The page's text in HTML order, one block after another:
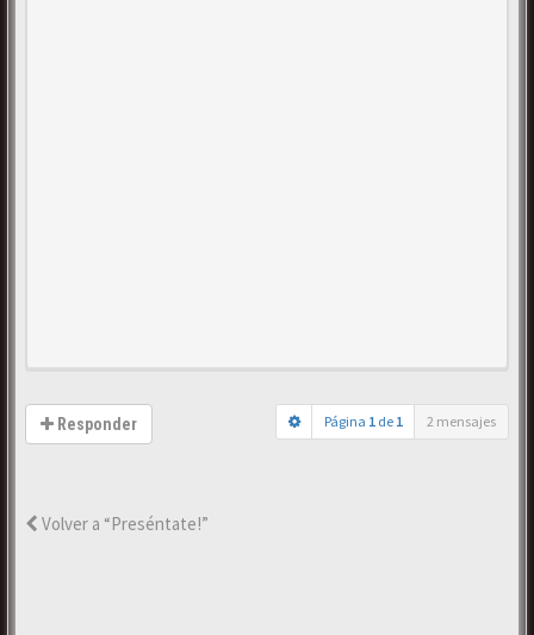
Responder Página 1 de 1 2 mensajes
Volver a “Preséntate!”